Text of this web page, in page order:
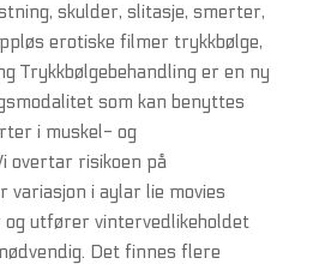
skulder, slitasje, smerter,
erotiske filmer trykkbølge,
Trykkbølgebehandling er en ny
som kan benyttes
i muskel- og
overtar risikoen på
i aylar lie movies
og utfører vintervedlikeholdet
Det finnes flere